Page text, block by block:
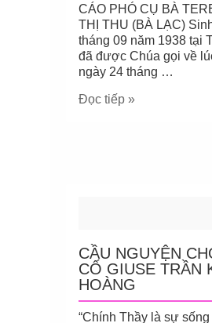
CÁO PHÓ CỤ BÀ
THỊ THU (BÀ LẠC)
tháng 09 năm 1938 tại
đã được Chúa gọi về
ngày 24 tháng …
Đọc tiếp »
CẦU NGUYỆN
CỐ GIUSE TRẦN
HOÀNG
“Chính Thầy là sự